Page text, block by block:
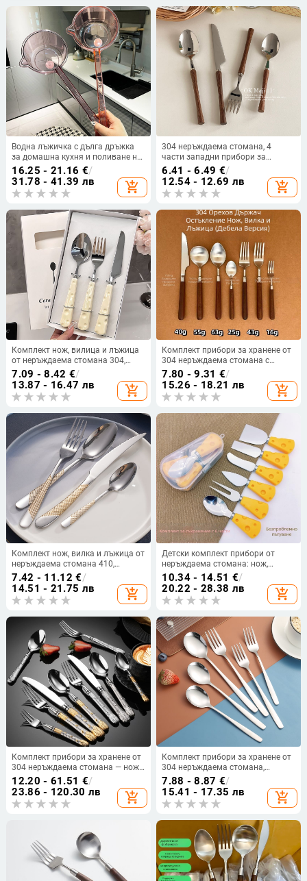
Водна лъжичка с дълга дръжка
за домашна кухня и поливане на
цветя, пластмасова, водно
полиране, модерен прост стил,
премиум качество
16.25 - 21.16 €/
31.78 - 41.39 лв
add_shopping_cart
304 неръждаема стомана, 4
части западни прибори за
хранене: нож, вилка, лъжица и
десертна лъжичка, огледално
полирани, модерен стил,
едноцветен дизайн, възможност
за печат на лого.
6.41 - 6.49 €/
12.54 - 12.69 лв
add_shopping_cart
Комплект нож, вилица и лъжица
от неръждаема стомана 304,
огледално полирани,
карикатурен дизайн, западни
прибори за хранене за деца
7.09 - 8.42 €/
13.87 - 16.47 лв
add_shopping_cart
Комплект прибори за хранене от
304 неръждаема стомана с
орехова дръжка: нож, вилка и
лъжица, огледално полирани,
ръчна изработка
7.80 - 9.31 €/
15.26 - 18.21 лв
add_shopping_cart
Комплект нож, вилка и лъжица от
неръждаема стомана 410,
огледално полиране, модерен
стил на простота, едноцветен
дизайн
7.42 - 11.12 €/
14.51 - 21.75 лв
add_shopping_cart
Детски комплект прибори от
неръждаема стомана: нож,
вилица и лъжица; 420 стомана,
огледално полирани, подходящи
за деца, печат на лого и
персонализиране
10.34 - 14.51 €/
20.22 - 28.38 лв
add_shopping_cart
Комплект прибори за хранене от
304 неръждаема стомана — нож
за стейк, вилица, лъжица и
десертна лъжица; огледално
полирани, ретро стил с лек лукс;
модел с пшенични зърна; ръчна
12.20 - 61.51 €/
23.86 - 120.30 лв
add_shopping_cart
Комплект прибори за хранене от
304 неръждаема стомана,
корейски стил, огледално
полирани, възможност за лого
7.88 - 8.87 €/
15.41 - 17.35 лв
add_shopping_cart